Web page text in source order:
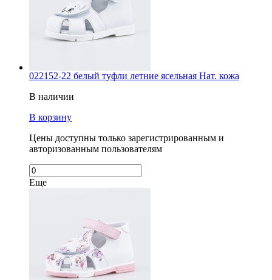
022152-22 белый туфли летние ясельная Нат. кожа
В наличии
В корзину
Цены доступны только зарегистрированным и
авторизованным пользователям
Еще